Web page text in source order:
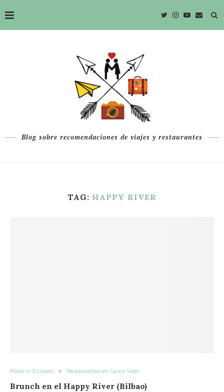
Blog sobre recomendaciones de viajes y restaurantes
TAG: HAPPY RIVER
Made in Euskadi Restaurantes en Casco Viejo
Brunch en el Happy River (Bilbao)